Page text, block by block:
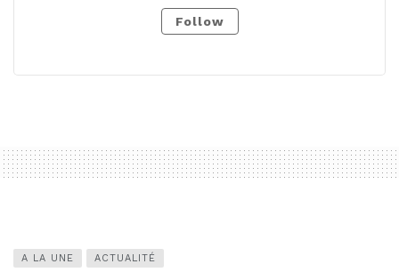
Follow
A LA UNE ACTUALITÉ